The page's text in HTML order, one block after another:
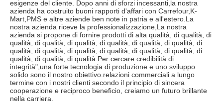
esigenze del cliente. Dopo anni di sforzi incessanti,la nostra
azienda ha costruito buoni rapporti d'affari con Carrefour,K-
Mart,PMS e altre aziende ben note in patria e all'estero.La
nostra azienda riceve la professionalizzazione,La nostra
azienda si propone di fornire prodotti di alta qualità, di qualità, di
qualità, di qualità, di qualità, di qualità, di qualità, di qualità, di
qualità, di qualità, di qualità, di qualità, di qualità, di qualità, di
qualità, di qualità, di qualità.Per cercare credibilità di
integrità",una forte tecnologia di produzione e uno sviluppo
solido sono il nostro obiettivo.relazioni commerciali a lungo
termine con i nostri clienti secondo il principio di sincera
cooperazione e reciproco beneficio, creiamo un futuro brillante
nella carriera.